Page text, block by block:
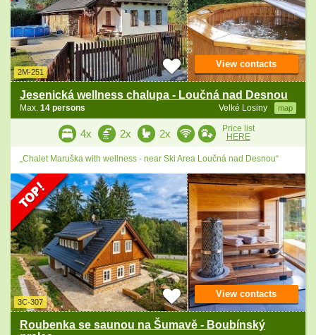
2M-251
Jesenická wellness chalupa - Loučná nad Desnou
Velké Losiny map
Max. 14 persons
View contacts
4x 2x 2x
Price list
HERE
„Chalet Maruška with wellness - near Ski Area Loučná nad Desnou“
3C-307
Roubenka se saunou na Šumavě - Boubínský
View contacts